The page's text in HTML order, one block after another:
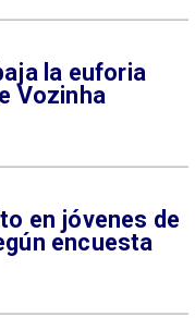
la euforia
Vozinha
en jóvenes de
encuesta